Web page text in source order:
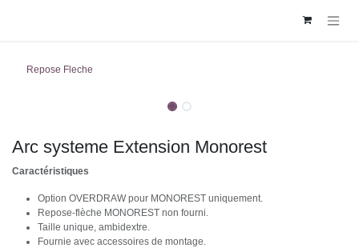
Repose Fleche
Arc systeme Extension Monorest
Caractéristiques
Option OVERDRAW pour MONOREST uniquement.
Repose-flèche MONOREST non fourni.
Taille unique, ambidextre.
Fournie avec accessoires de montage.